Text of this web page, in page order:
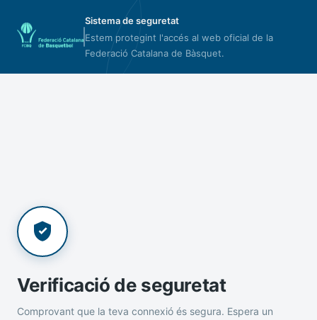
Sistema de seguretat
Estem protegint l'accés al web oficial de la
Federació Catalana de Bàsquet.
Verificació de seguretat
Comprovant que la teva connexió és segura. Espera un